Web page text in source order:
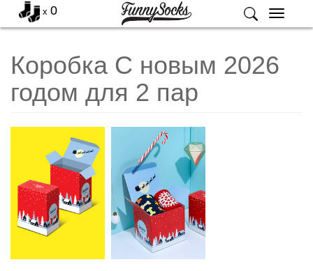
Меню
x 0
Коробка С новым 2026
годом для 2 пар